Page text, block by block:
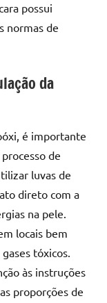
possui
normas de
da
é importante
de
luvas de
direto com a
na pele.
locais bem
tóxicos.
às instruções
proporções de